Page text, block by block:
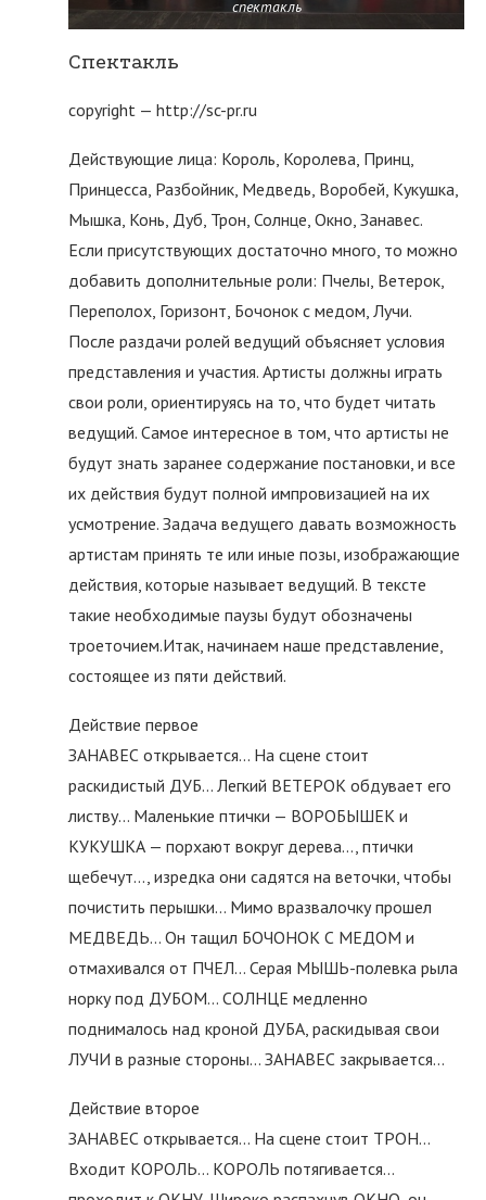
спектакль
Спектакль
copyright — http://sc-pr.ru
Действующие лица: Король, Королева, Принц,
Принцесса, Разбойник, Медведь, Воробей, Кукушка,
Мышка, Конь, Дуб, Трон, Солнце, Окно, Занавес.
Если присутствующих достаточно много, то можно
добавить дополнительные роли: Пчелы, Ветерок,
Переполох, Горизонт, Бочонок с медом, Лучи.
После раздачи ролей ведущий объясняет условия
представления и участия. Артисты должны играть
свои роли, ориентируясь на то, что будет читать
ведущий. Самое интересное в том, что артисты не
будут знать заранее содержание постановки, и все
их действия будут полной импровизацией на их
усмотрение. Задача ведущего давать возможность
артистам принять те или иные позы, изображающие
действия, которые называет ведущий. В тексте
такие необходимые паузы будут обозначены
троеточием.Итак, начинаем наше представление,
состоящее из пяти действий.
Действие первое
ЗАНАВЕС открывается… На сцене стоит
раскидистый ДУБ… Легкий ВЕТЕРОК обдувает его
листву… Маленькие птички — ВОРОБЫШЕК и
КУКУШКА — порхают вокруг дерева…, птички
щебечут…, изредка они садятся на веточки, чтобы
почистить перышки… Мимо вразвалочку прошел
МЕДВЕДЬ… Он тащил БОЧОНОК С МЕДОМ и
отмахивался от ПЧЕЛ… Серая МЫШЬ-полевка рыла
норку под ДУБОМ… СОЛНЦЕ медленно
поднималось над кроной ДУБА, раскидывая свои
ЛУЧИ в разные стороны… ЗАНАВЕС закрывается…
Действие второе
ЗАНАВЕС открывается… На сцене стоит ТРОН…
Входит КОРОЛЬ… КОРОЛЬ потягивается…